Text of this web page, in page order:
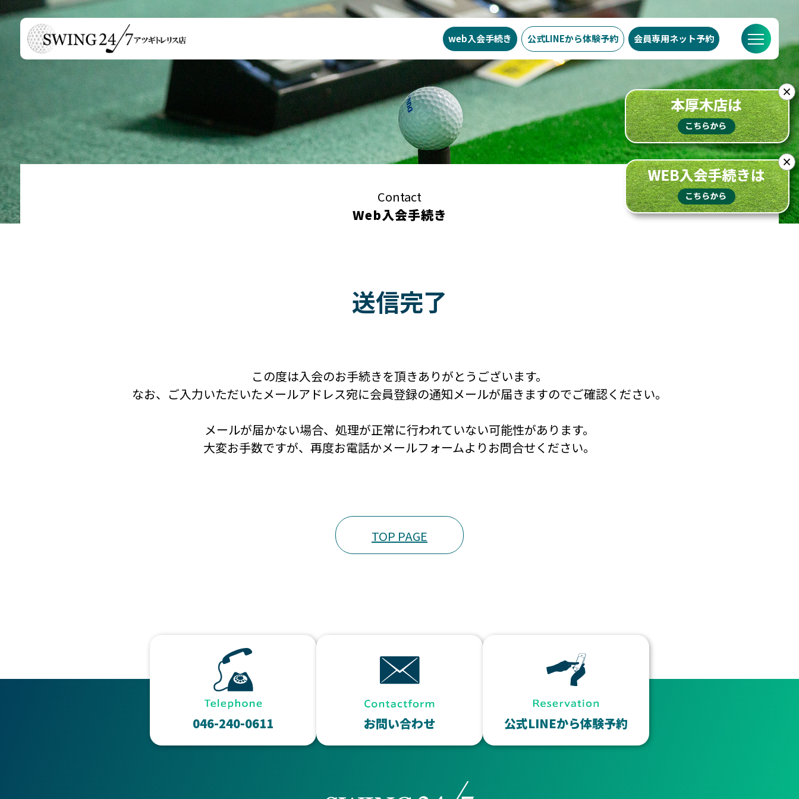
SWING24/7の特徴 料金 入会までの流れ スケジュール ブログ FAQ 店舗概要
web入会手続き 公式LINEから体験予約 会員専用ネット予約
Contact
Web入会手続き
送信完了
この度は入会のお手続きを頂きありがとうございます。
なお、ご入力いただいたメールアドレス宛に会員登録の通知メールが届きますのでご確認ください。
メールが届かない場合、処理が正常に行われていない可能性があります。
大変お手数ですが、再度お電話かメールフォームよりお問合せください。
TOP PAGE
046-240-0611 お問い合わせ 公式LINEから体験予約
×
×